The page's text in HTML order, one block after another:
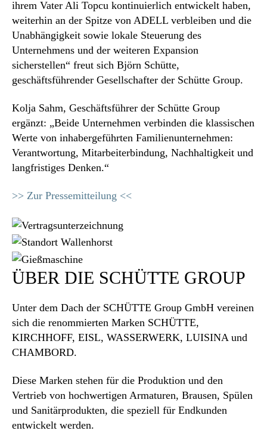
ihrem Vater Ali Topcu kontinuierlich entwickelt haben,
weiterhin an der Spitze von ADELL verbleiben und die
Unabhängigkeit sowie lokale Steuerung des
Unternehmens und der weiteren Expansion
sicherstellen“ freut sich Björn Schütte,
geschäftsführender Gesellschafter der Schütte Group.
Kolja Sahm, Geschäftsführer der Schütte Group
ergänzt: „Beide Unternehmen verbinden die klassischen
Werte von inhabergeführten Familienunternehmen:
Verantwortung, Mitarbeiterbindung, Nachhaltigkeit und
langfristiges Denken.“
>> Zur Pressemitteilung <<
ÜBER DIE SCHÜTTE GROUP
Unter dem Dach der SCHÜTTE Group GmbH vereinen
sich die renommierten Marken SCHÜTTE,
KIRCHHOFF, EISL, WASSERWERK, LUISINA und
CHAMBORD.
Diese Marken stehen für die Produktion und den
Vertrieb von hochwertigen Armaturen, Brausen, Spülen
und Sanitärprodukten, die speziell für Endkunden
entwickelt werden.